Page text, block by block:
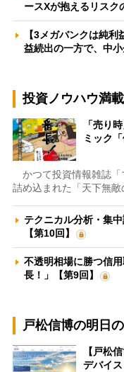
ースXが抱えるリス
【3メガバンクは純
益続出の一方で、中
投資ノウハウ満
「売り
ミック
かつて投資情報雑誌「
詰め込まれた「天下無
テクニカル分析・集
【第10回】
不透明相場に勝つ信
長！」【第9回】
戸松信博の明日
【戸松
デバイ